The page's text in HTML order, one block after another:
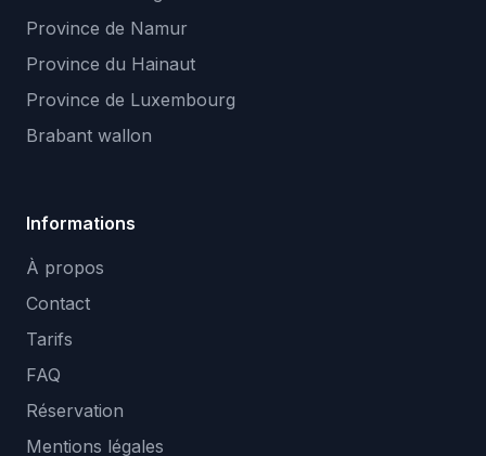
Province de Namur
Province du Hainaut
Province de Luxembourg
Brabant wallon
Informations
À propos
Contact
Tarifs
FAQ
Réservation
Mentions légales